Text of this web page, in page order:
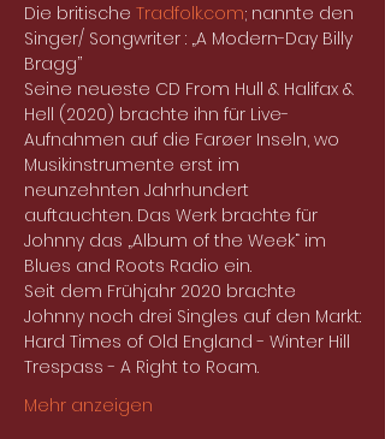
Die britische Tradfolk.com; nannte den
Singer/ Songwriter : „A Modern-Day Billy
Bragg’’
Seine neueste CD From Hull & Halifax &
Hell (2020) brachte ihn für Live-
Aufnahmen auf die Farøer Inseln, wo
Musikinstrumente erst im
neunzehnten Jahrhundert
auftauchten. Das Werk brachte für
Johnny das „Album of the Week“ im
Blues and Roots Radio ein.
Seit dem Frühjahr 2020 brachte
Johnny noch drei Singles auf den Markt:
Hard Times of Old England - Winter Hill
Trespass - A Right to Roam.
Mehr anzeigen